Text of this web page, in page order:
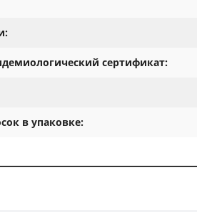
сертификат:
в упаковке: